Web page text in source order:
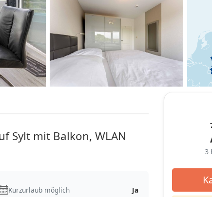
Sylt mit Balkon, WLAN
Kurzurlaub möglich
Ja
3